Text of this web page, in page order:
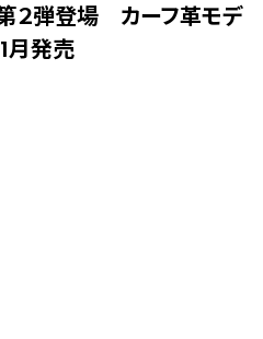
２弾登場 カーフ革モデ
月発売